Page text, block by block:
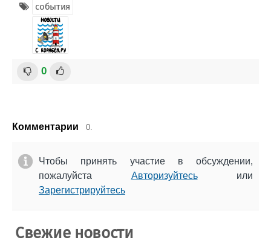
события
0
Комментарии 0.
Чтобы принять участие в обсуждении,
пожалуйста Авторизуйтесьили
Зарегистрируйтесь
Свежие новости